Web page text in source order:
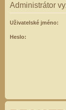
Administrátor
Uživatelské jméno:
Heslo: